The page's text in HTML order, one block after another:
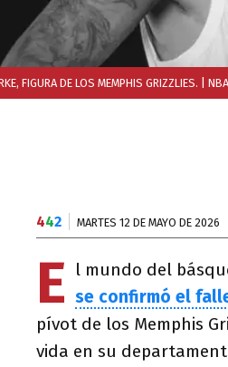
FIGURA DE LOS MEMPHIS GRIZZLIES. | NBA
442 MARTES 12 DE MAYO DE 2026
E
l mundo del
se confirmó el
pívot de los Memphis
vida en su